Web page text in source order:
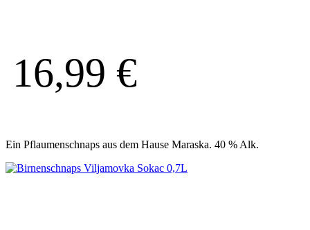
16,99 €
Ein Pflaumenschnaps aus dem Hause Maraska. 40 % Alk.